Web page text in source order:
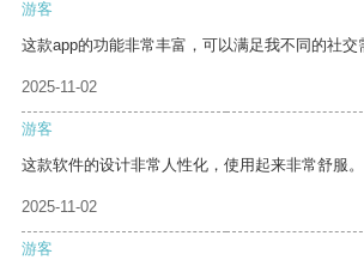
游客
这款app的功能非常丰富，可以满足我不同的社交
2025-11-02
游客
这款软件的设计非常人性化，使用起来非常舒服。
2025-11-02
游客